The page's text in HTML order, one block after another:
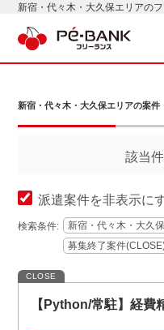
新宿・代々木・大久保エリアの
新宿・代々木・大久保エリアの案件
該当件
派遣案件を非表示に
検索条件: 新宿・代々木・大久
募集終了案件
CLOSE
【Python/常駐】経費